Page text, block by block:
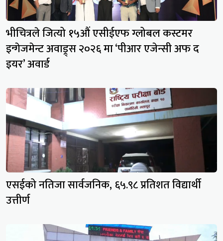
भीचित्रले जित्यो १५औं एसीईएफ ग्लोबल कस्टमर
इन्गेजमेन्ट अवाड्र्स २०२६ मा ‘पीआर एजेन्सी अफ द
इयर’ अवार्ड
एसईको नतिजा सार्वजनिक, ६५.९८ प्रतिशत विद्यार्थी
उत्तीर्ण